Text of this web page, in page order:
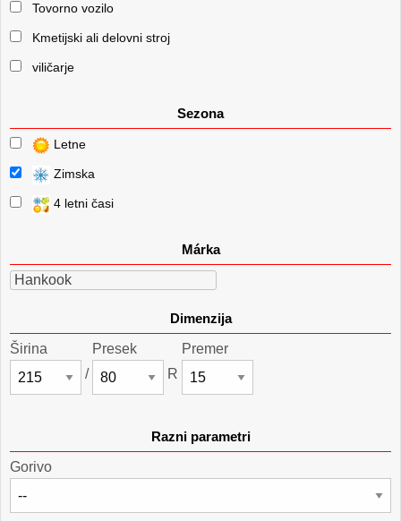
Tovorno vozilo
Kmetijski ali delovni stroj
viličarje
Sezona
Letne
Zimska
4 letni časi
Márka
Hankook
Dimenzija
Širina
/
Presek
R
Premer
Razni parametri
Gorivo